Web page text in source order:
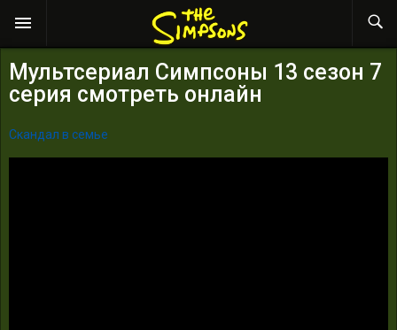
Мультсериал Симпсоны 13 сезон 7
серия смотреть онлайн
Скандал в семье